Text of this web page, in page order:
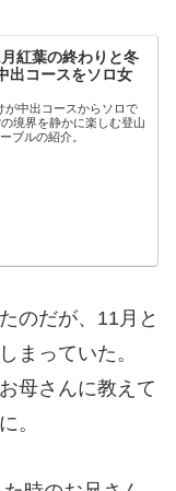
紅葉の終わりと冬
出コースをソロ女
が中出コースからソロで
境界を静かに楽しむ登山
ブルの紹介。
のだが、11月と
まっていた。
母さんに教えて
。